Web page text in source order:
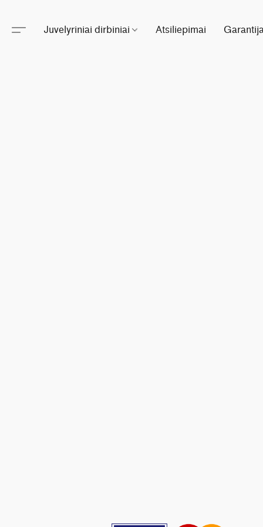
Juvelyriniai dirbiniai Atsiliepimai